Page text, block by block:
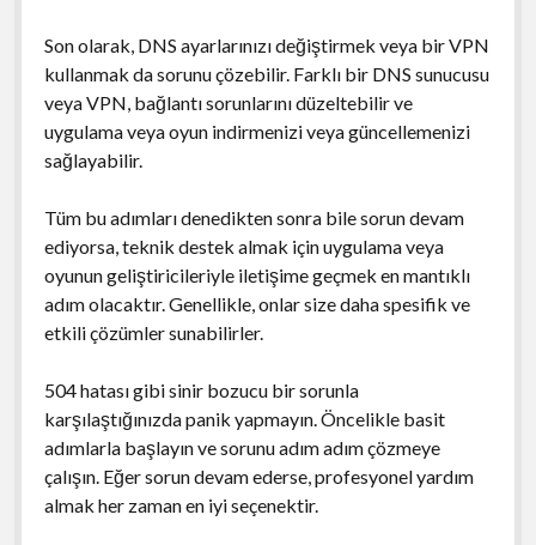
Son olarak, DNS ayarlarınızı değiştirmek veya bir VPN
kullanmak da sorunu çözebilir. Farklı bir DNS sunucusu
veya VPN, bağlantı sorunlarını düzeltebilir ve
uygulama veya oyun indirmenizi veya güncellemenizi
sağlayabilir.
Tüm bu adımları denedikten sonra bile sorun devam
ediyorsa, teknik destek almak için uygulama veya
oyunun geliştiricileriyle iletişime geçmek en mantıklı
adım olacaktır. Genellikle, onlar size daha spesifik ve
etkili çözümler sunabilirler.
504 hatası gibi sinir bozucu bir sorunla
karşılaştığınızda panik yapmayın. Öncelikle basit
adımlarla başlayın ve sorunu adım adım çözmeye
çalışın. Eğer sorun devam ederse, profesyonel yardım
almak her zaman en iyi seçenektir.